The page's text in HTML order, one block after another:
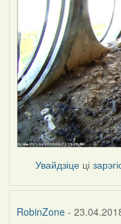
Увайдзіце ці
RobinZone-